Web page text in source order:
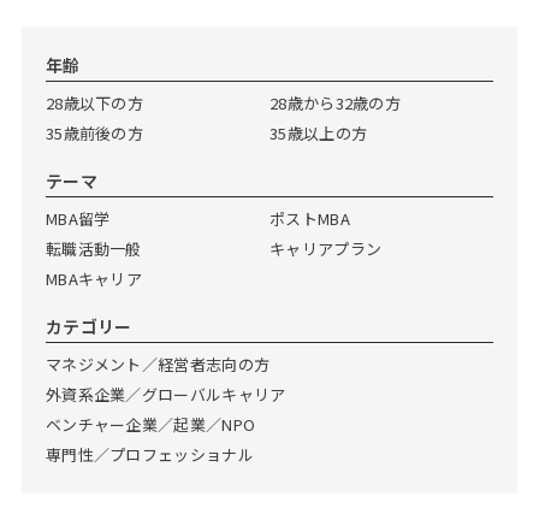
インターン受入企業一覧
MBAを生かす求人特集
年齢と年収の相関図
Web面接の準備・注意点
注目企業インタビュー
プロ経営者の特別セミナー
Career Talk Live
MBA NETWORKING
ニュースリリース
年齢
28歳以下の方
28歳から32歳の方
35歳前後の方
35歳以上の方
テーマ
MBA留学
ポストMBA
転職活動一般
キャリアプラン
MBAキャリア
カテゴリー
マネジメント／経営者志向の方
外資系企業／グローバルキャリア
ベンチャー企業／起業／NPO
専門性／プロフェッショナル